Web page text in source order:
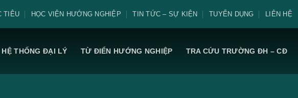
TIÊU HỌC VIỆN HƯỚNG NGHIỆP TIN TỨC – SỰ KIỆN TUYỂN DỤNG LIÊN HỆ
HỆ THỐNG ĐẠI LÝ TỪ ĐIỂN HƯỚNG NGHIỆP TRA CỨU TRƯỜNG ĐH – CĐ